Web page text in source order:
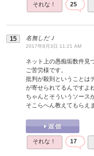
それな！ 25
名無しだＪ
2017年8月3日 11:21 AM
ネット上の愚痴垢数件見
ご苦労様です。
批判が殺到ということは
が寄せられてるんですよ
ちゃんとそういうソース
そこらへん教えてもらえ
それな！ 17